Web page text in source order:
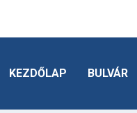
KEZDŐLAP BULVÁR